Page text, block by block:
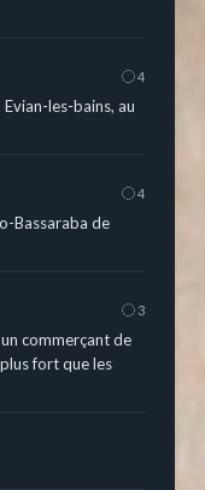
4
les-bains, au
4
Bassaraba de
3
commerçant de
fort que les